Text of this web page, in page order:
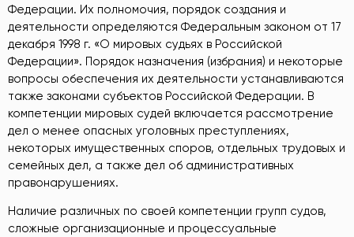
Федерации. Их полномочия, порядок создания и
деятельности определяются Федеральным законом от 17
декабря 1998 г. «О мировых судьях в Российской
Федерации». Порядок назначения (избрания) и некоторые
вопросы обеспечения их деятельности устанавливаются
также законами субъектов Российской Федерации. В
компетенции мировых судей включается рассмотрение
дел о менее опасных уголовных преступлениях,
некоторых имущественных споров, отдельных трудовых и
семейных дел, а также дел об административных
правонарушениях.
Наличие различных по своей компетенции групп судов,
сложные организационные и процессуальные